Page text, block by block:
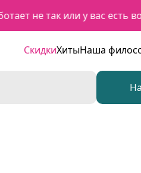
не так или у вас есть
СкидкиХитыНаша